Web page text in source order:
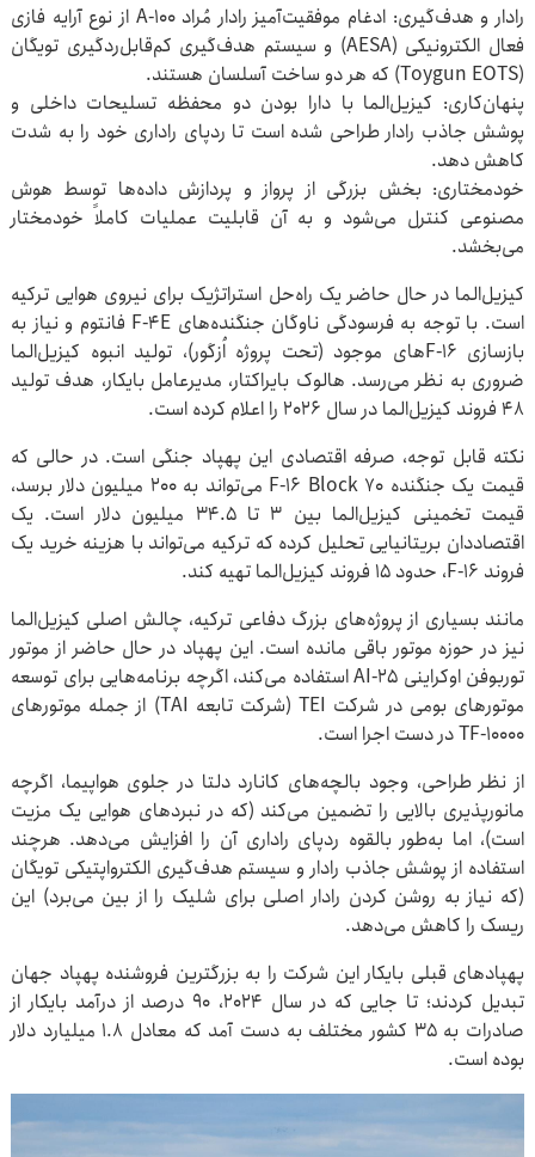
رادار و هدف‌گیری: ادغام موفقیت‌آمیز رادار مُراد ۱۰۰-A از نوع آرایه فازی
فعال الکترونیکی (AESA) و سیستم هدف‌گیری کم‌قابل‌ردگیری تویگان
(Toygun EOTS) که هر دو ساخت آسلسان هستند.
پنهان‌کاری: کیزیل‌الما با دارا بودن دو محفظه تسلیحات داخلی و
پوشش جاذب رادار طراحی شده است تا ردپای راداری خود را به شدت
کاهش دهد.
خودمختاری: بخش بزرگی از پرواز و پردازش داده‌ها توسط هوش
مصنوعی کنترل می‌شود و به آن قابلیت عملیات کاملاً خودمختار
می‌بخشد.
کیزیل‌الما در حال حاضر یک راه‌حل استراتژیک برای نیروی هوایی ترکیه
است. با توجه به فرسودگی ناوگان جنگنده‌های F-۴E فانتوم و نیاز به
بازسازی F-۱۶های موجود (تحت پروژه اُزگور)، تولید انبوه کیزیل‌الما
ضروری به نظر می‌رسد. هالوک بایراکتار، مدیرعامل بایکار، هدف تولید
۴۸ فروند کیزیل‌الما در سال ۲۰۲۶ را اعلام کرده است.
نکته قابل توجه، صرفه اقتصادی این پهپاد جنگی است. در حالی که
قیمت یک جنگنده F-۱۶ Block ۷۰ می‌تواند به ۲۰۰ میلیون دلار برسد،
قیمت تخمینی کیزیل‌الما بین ۳ تا ۳۴.۵ میلیون دلار است. یک
اقتصاددان بریتانیایی تحلیل کرده که ترکیه می‌تواند با هزینه خرید یک
فروند F-۱۶، حدود ۱۵ فروند کیزیل‌الما تهیه کند.
مانند بسیاری از پروژه‌های بزرگ دفاعی ترکیه، چالش اصلی کیزیل‌الما
نیز در حوزه موتور باقی مانده است. این پهپاد در حال حاضر از موتور
توربوفن اوکراینی AI-۲۵ استفاده می‌کند، اگرچه برنامه‌هایی برای توسعه
موتورهای بومی در شرکت TEI (شرکت تابعه TAI) از جمله موتورهای
TF-۱۰۰۰۰ در دست اجرا است.
از نظر طراحی، وجود بالچه‌های کانارد دلتا در جلوی هواپیما، اگرچه
مانورپذیری بالایی را تضمین می‌کند (که در نبردهای هوایی یک مزیت
است)، اما به‌طور بالقوه ردپای راداری آن را افزایش می‌دهد. هرچند
استفاده از پوشش جاذب رادار و سیستم هدف‌گیری الکترواپتیکی تویگان
(که نیاز به روشن کردن رادار اصلی برای شلیک را از بین می‌برد) این
ریسک را کاهش می‌دهد.
پهپادهای قبلی بایکار این شرکت را به بزرگترین فروشنده پهپاد جهان
تبدیل کردند؛ تا جایی که در سال ۲۰۲۴، ۹۰ درصد از درآمد بایکار از
صادرات به ۳۵ کشور مختلف به دست آمد که معادل ۱.۸ میلیارد دلار
بوده است.